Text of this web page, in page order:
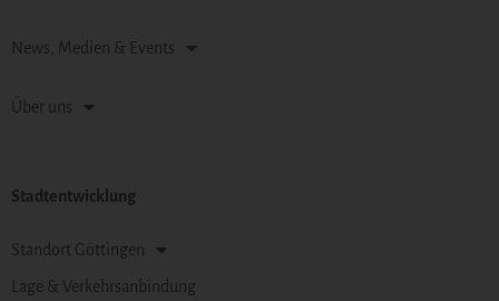
News, Medien & Events
Über uns
Stadtentwicklung
Standort Göttingen
Lage & Verkehrsanbindung